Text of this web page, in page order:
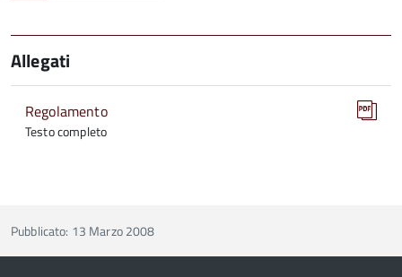
Allegati
Regolamento
Testo completo
Pubblicato: 13 Marzo 2008